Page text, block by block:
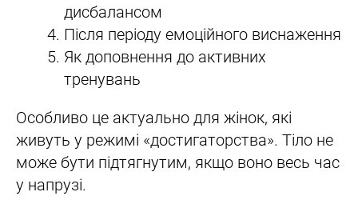
дисбалансом
Після періоду емоційного виснаження
Як доповнення до активних
тренувань
Особливо це актуально для жінок, які
живуть у режимі «достигаторства». Тіло не
може бути підтягнутим, якщо воно весь час
у напрузі.